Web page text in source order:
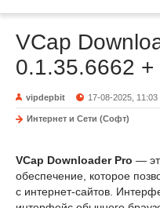
VCap
0.1.35.6662 +
vipdepbit 17-08-2025, 11:03
Интернет и Сети (Софт)
VCap Downloader Pro —
обеспечение, которое
с интернет-сайтов.